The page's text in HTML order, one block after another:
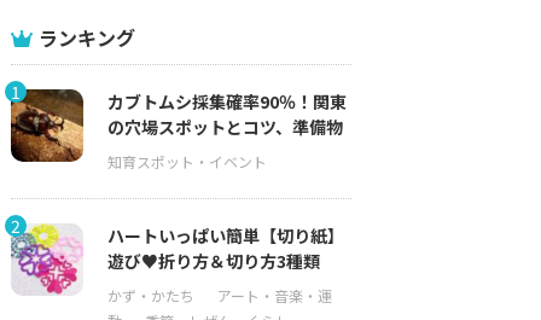
ランキング
1
カブトムシ採集確率90％！関東
の穴場スポットとコツ、準備物
2
ハートいっぱい簡単【切り紙】
遊び♥折り方＆切り方3種類